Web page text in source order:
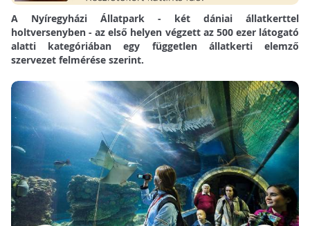
A Nyíregyházi Állatpark - két dániai állatkerttel
holtversenyben - az első helyen végzett az 500 ezer látogató
alatti kategóriában egy független állatkerti elemző
szervezet felmérése szerint.